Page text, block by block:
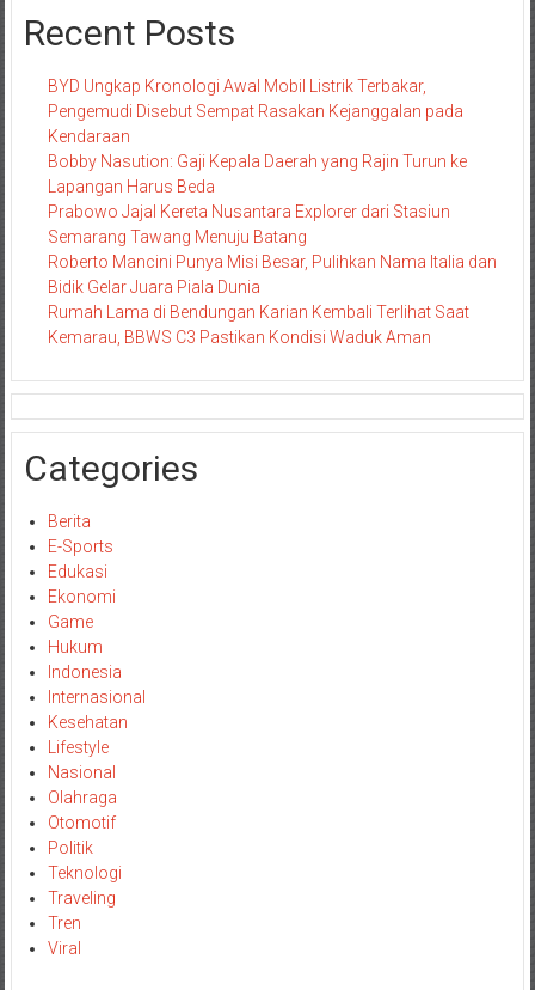
Recent Posts
BYD Ungkap Kronologi Awal Mobil Listrik Terbakar,
Pengemudi Disebut Sempat Rasakan Kejanggalan pada
Kendaraan
Bobby Nasution: Gaji Kepala Daerah yang Rajin Turun ke
Lapangan Harus Beda
Prabowo Jajal Kereta Nusantara Explorer dari Stasiun
Semarang Tawang Menuju Batang
Roberto Mancini Punya Misi Besar, Pulihkan Nama Italia dan
Bidik Gelar Juara Piala Dunia
Rumah Lama di Bendungan Karian Kembali Terlihat Saat
Kemarau, BBWS C3 Pastikan Kondisi Waduk Aman
Categories
Berita
E-Sports
Edukasi
Ekonomi
Game
Hukum
Indonesia
Internasional
Kesehatan
Lifestyle
Nasional
Olahraga
Otomotif
Politik
Teknologi
Traveling
Tren
Viral